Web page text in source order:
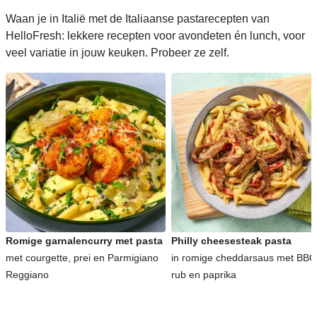
Waan je in Italië met de Italiaanse pastarecepten van
HelloFresh: lekkere recepten voor avondeten én lunch, voor
veel variatie in jouw keuken. Probeer ze zelf.
Romige garnalencurry met pasta
met courgette, prei en Parmigiano
Reggiano
Philly cheesesteak pasta
in romige cheddarsaus met
rub en paprika